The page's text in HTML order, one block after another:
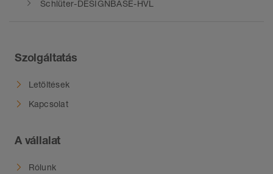
Schlüter-DESIGNBASE-HVL
Szolgáltatás
Letöltések
Kapcsolat
A vállalat
Rólunk